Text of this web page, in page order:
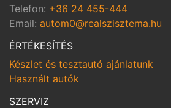
Telefon: +36 24 455-444
Email: autom0@realszisztema.hu
ÉRTÉKESÍTÉS
Készlet és tesztautó ajánlatunk
Használt autók
SZERVIZ